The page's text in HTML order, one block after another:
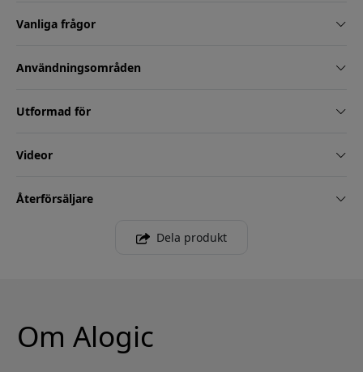
Vanliga frågor
Användningsområden
Utformad för
Videor
Återförsäljare
Dela produkt
Om Alogic